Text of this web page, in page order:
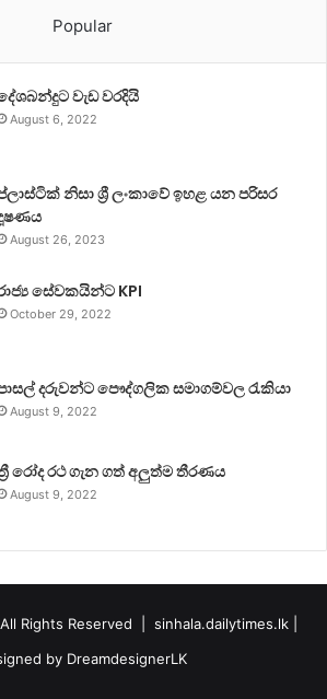
Popular
වැඩ වරදියි
August 6, 2022
නිසා ශ්‍රී ලංකාවේ ඉහළ යන පරිසර
August 26, 2023
සේවකයින්ට KPI
October 29, 2022
දරුවන්ට පෞද්ගලික සමාගම්වල රැකියා
August 9, 2022
රෝද රථ ගැන ගත් අලුත්ම තීරණය
August 9, 2022
Rights Reserved | sinhala.dailytimes.lk|
by DreamdesignerLK